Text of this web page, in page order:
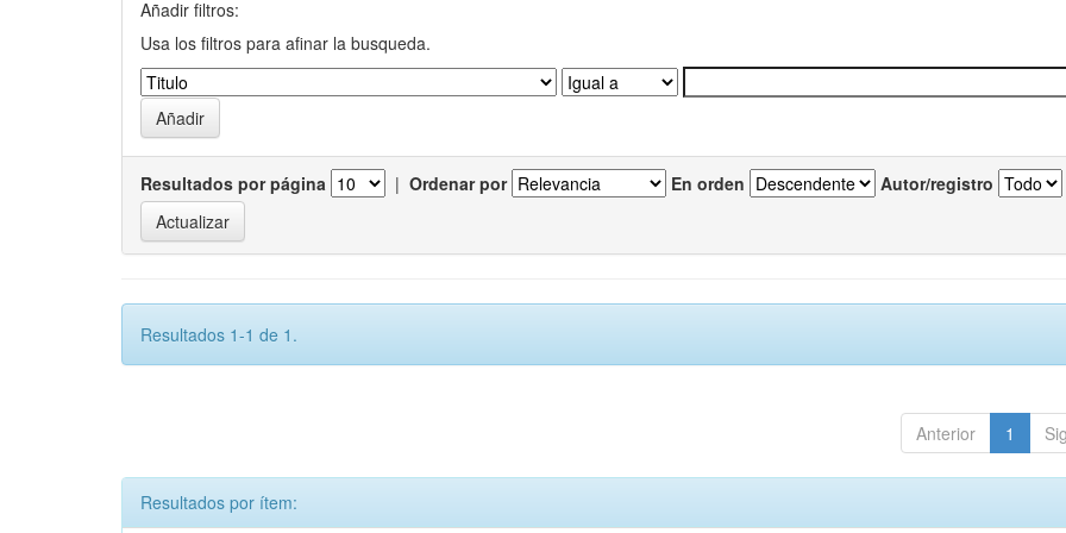
Añadir filtros:
Usa los filtros para afinar la busqueda.
Resultados por página | Ordenar por En orden Autor/registro
Resultados 1-1 de 1.
Anterior 1
Resultados por ítem: